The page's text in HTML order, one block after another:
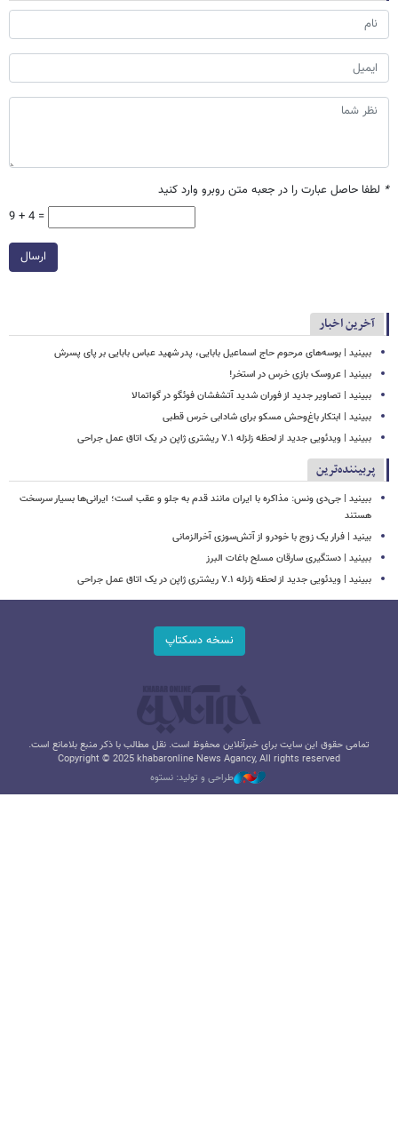
* لطفا حاصل عبارت را در جعبه متن روبرو وارد کنید
9 + 4 =
ارسال
آخرین اخبار
ببینید | بوسه‌های مرحوم حاج اسماعیل بابایی، پدر شهید عباس بابایی بر پای پسرش
ببینید | عروسک بازی خرس در استخر!
ببینید | تصاویر جدید از فوران شدید آتشفشان فوئگو در گواتمالا
ببینید | ابتکار باغ‌وحش مسکو برای شادابی خرس قطبی
ببینید | ویدئویی جدید از لحظه زلزله ۷.۱ ریشتری ژاپن در یک اتاق عمل جراحی
پربیننده‌ترین
ببینید | جی‌دی ونس: مذاکره با ایران مانند قدم به جلو و عقب است؛ ایرانی‌ها بسیار سرسخت
هستند
بینید | فرار یک زوج با خودرو از آتش‌سوزی آخرالزمانی
ببینید | دستگیری سارقان مسلح باغات البرز
ببینید | ویدئویی جدید از لحظه زلزله ۷.۱ ریشتری ژاپن در یک اتاق عمل جراحی
نسخه دسکتاپ
تمامی حقوق این سایت برای خبرآنلاین محفوظ است. نقل مطالب با ذکر منبع بلامانع است.
Copyright © 2025 khabaronline News Agancy, All rights reserved
طراحی و تولید: نستوه